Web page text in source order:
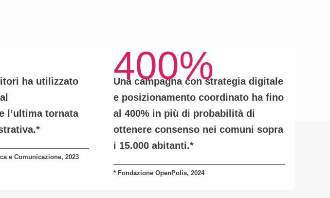
ha utilizzato
l’ultima tornata
e Comunicazione, 2023
400%
Una campagna constrategia digitale
e posizionamento coordinatoha fino
al 400% in più di probabilitàdi
ottenere consenso nei comuni sopra
i 15.000 abitanti.*
* Fondazione OpenPolis, 2024